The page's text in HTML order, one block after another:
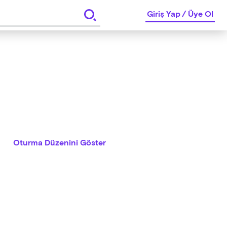
Giriş Yap/Üye Ol
Oturma Düzenini Göster